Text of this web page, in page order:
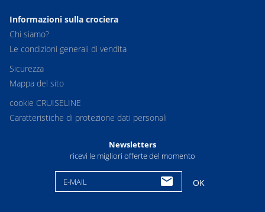
Informazioni sulla crociera
Chi siamo?
Le condizioni generali di vendita
Sicurezza
Mappa del sito
cookie CRUISELINE
Caratteristiche di protezione dati personali
Newsletters
ricevi le migliori offerte del momento
E-MAIL OK